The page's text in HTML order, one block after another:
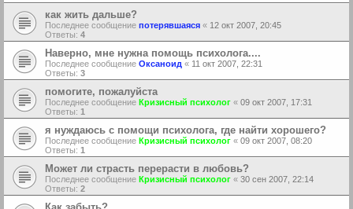
как жить дальше?
Последнее сообщение потерявшаяся « 12 окт 2007, 20:45
Ответы: 4
Наверно, мне нужна помощь психолога....
Последнее сообщение Оксаноид « 11 окт 2007, 22:31
Ответы: 3
помогите, пожалуйста
Последнее сообщение Кризисный психолог « 09 окт 2007, 17:31
Ответы: 1
я нуждаюсь с помощи психолога, где найти хорошего?
Последнее сообщение Кризисный психолог « 09 окт 2007, 08:20
Ответы: 1
Может ли страсть перерасти в любовь?
Последнее сообщение Кризисный психолог « 30 сен 2007, 22:14
Ответы: 2